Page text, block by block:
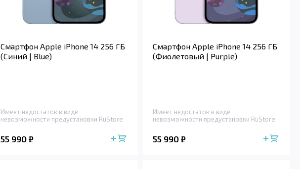
Смартфон Apple iPhone 14 256 ГБ
(Синий | Blue)
Имеет недостаток в виде
невозможности предустановки RuStore
55 990 ₽
Смартфон Apple iPhone 14 256 ГБ
(Фиолетовый | Purple)
Имеет недостаток в виде
невозможности предустановки RuStore
55 990 ₽